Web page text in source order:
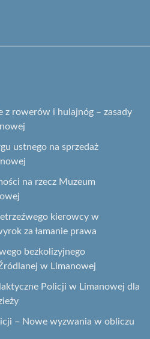
z rowerów i hulajnóg – zasady
ustnego na sprzedaż
na rzecz Muzeum
kierowcy w
za łamanie prawa
bezkolizyjnego
w Limanowej
Policji w Limanowej dla
– Nowe wyzwania w obliczu